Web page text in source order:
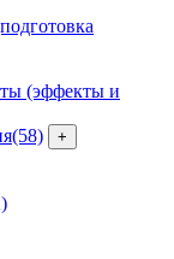
(эффекты и
(58) +